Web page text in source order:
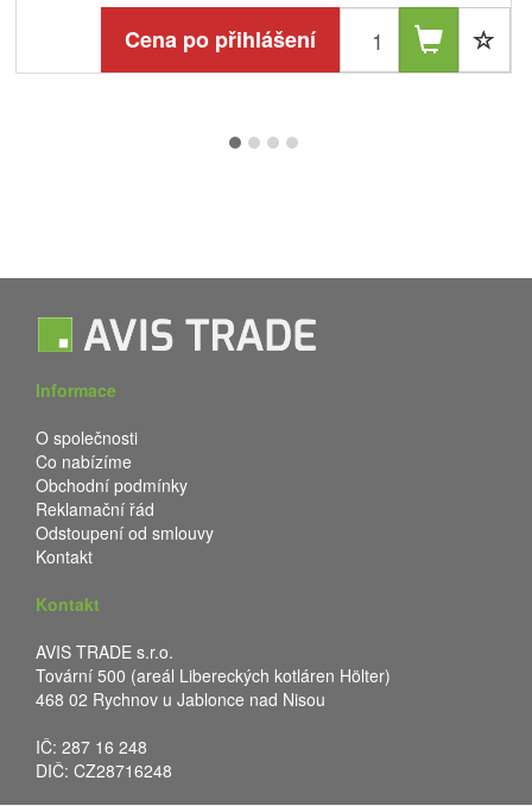
Cena po přihlášení
Informace
O společnosti
Co nabízíme
Obchodní podmínky
Reklamační řád
Odstoupení od smlouvy
Kontakt
Kontakt
AVIS TRADE s.r.o.
Tovární 500 (areál Libereckých kotláren Hölter)
468 02 Rychnov u Jablonce nad Nisou
IČ: 287 16 248
DIČ: CZ28716248